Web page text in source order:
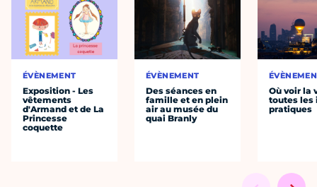
ÉVÈNEMENT
Exposition - Les
vêtements
d'Armand et de La
Princesse
coquette
ÉVÈNEMENT
Des séances en
famille et en plein
air au musée du
quai Branly
Où voir la
toutes les
pratiques